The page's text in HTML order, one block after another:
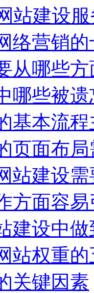
站建设
络营销
从哪些
哪些被
基本流
页面布
站建设
方面容
建设中
站权重
关键因素